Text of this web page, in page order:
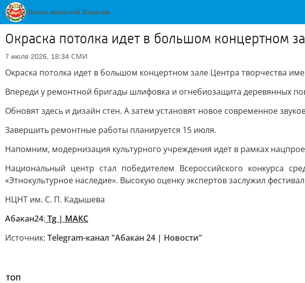
Окраска потолка идет в большом концертном
7 июля 2026, 18:34 СМИ
Окраска потолка идет в большом концертном зале Центра творчества
Впереди у ремонтной бригады шлифовка и огнебиозащита деревянных
Обновят здесь и дизайн стен. А затем установят новое современное
Завершить ремонтные работы планируется 15 июля.
Напомним, модернизация культурного учреждения идет в рамках
Национальный центр стал победителем Всероссийского конкурса
«Этнокультурное наследие». Высокую оценку экспертов заслужил
НЦНТ им. С. П. Кадышева
Абакан24: Tg | MAКС
Источник: Telegram-канал "Абакан 24 | Новости"
ТОП